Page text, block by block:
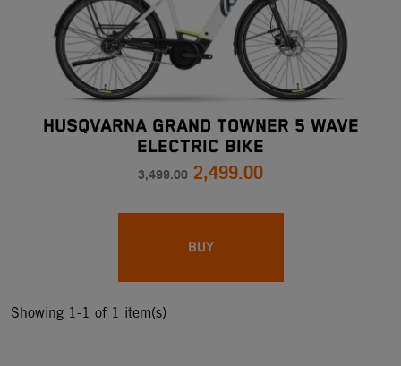
HUSQVARNA GRAND TOWNER 5 WAVE
ELECTRIC BIKE
3,499.00 2,499.00
BUY
Showing 1-1 of 1 item(s)